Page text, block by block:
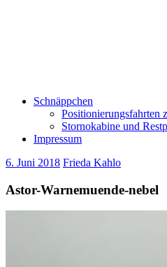
Schnäppchen
Positionierungsfahrten
Stornokabine und
Impressum
6. Juni 2018 Frieda Kahlo
Astor-Warnemuende-nebel